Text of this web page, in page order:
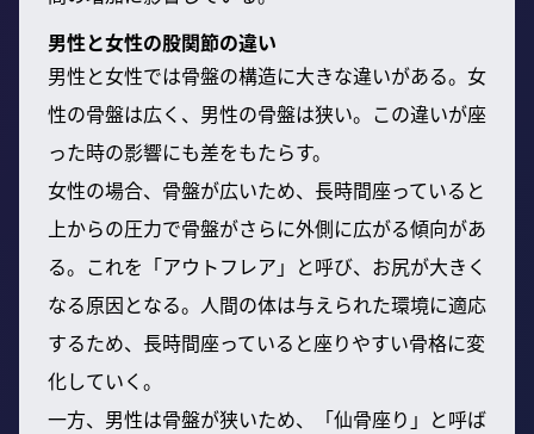
男性と女性の股関節の違い
男性と女性では骨盤の構造に大きな違いがある。女
性の骨盤は広く、男性の骨盤は狭い。この違いが座
った時の影響にも差をもたらす。
女性の場合、骨盤が広いため、長時間座っていると
上からの圧力で骨盤がさらに外側に広がる傾向があ
る。これを「アウトフレア」と呼び、お尻が大きく
なる原因となる。人間の体は与えられた環境に適応
するため、長時間座っていると座りやすい骨格に変
化していく。
一方、男性は骨盤が狭いため、「仙骨座り」と呼ば